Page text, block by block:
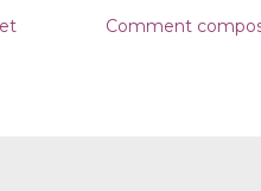
Comment